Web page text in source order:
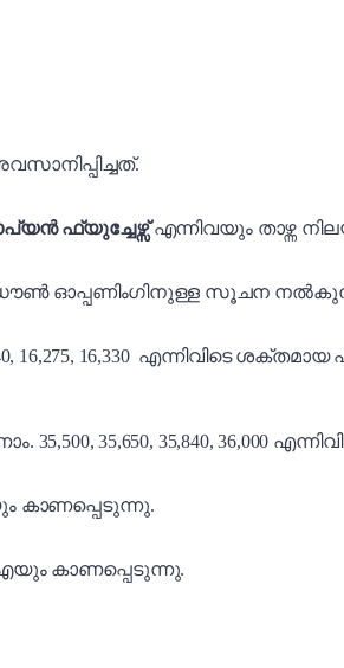
ഫ്യുച്ചേഴ്സ്എന്നിവയും താഴ്ന്ന
ഡൌൺ ഓപ്പണിംഗിനുള്ള സൂചന
16,275, 16,330 എന്നിവിടെ
35,500, 35,650, 35,840,
കാണപ്പെടുന്നു.
കാണപ്പെടുന്നു.